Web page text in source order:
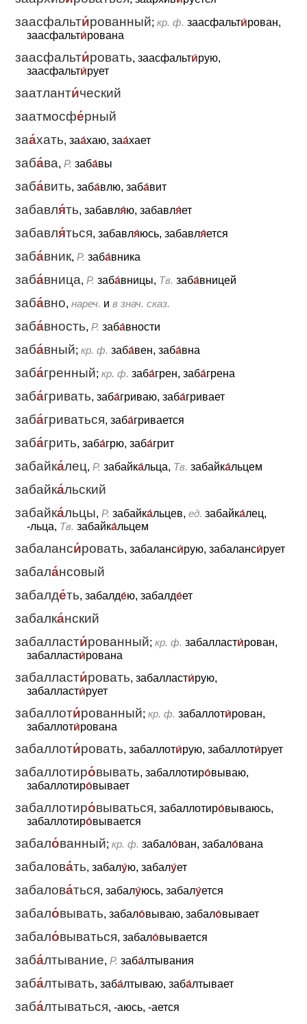
заасфальти́рованный; кр. ф. заасфальти́рован,
заасфальти́рована
заасфальти́ровать, заасфальти́рую,
заасфальти́рует
заатланти́ческий
заатмосфе́рный
заа́хать, заа́хаю, заа́хает
заба́ва, Р. заба́вы
заба́вить, заба́влю, заба́вит
забавля́ть, забавля́ю, забавля́ет
забавля́ться, забавля́юсь, забавля́ется
заба́вник, Р. заба́вника
заба́вница, Р. заба́вницы, Тв. заба́вницей
заба́вно, нареч. и в знач. сказ.
заба́вность, Р. заба́вности
заба́вный; кр. ф. заба́вен, заба́вна
заба́гренный; кр. ф. заба́грен, заба́грена
заба́гривать, заба́гриваю, заба́гривает
заба́гриваться, заба́гривается
заба́грить, заба́грю, заба́грит
забайка́лец, Р. забайка́льца, Тв. забайка́льцем
забайка́льский
забайка́льцы, Р. забайка́льцев, ед. забайка́лец,
-льца, Тв. забайка́льцем
забаланси́ровать, забаланси́рую, забаланси́рует
забала́нсовый
забалде́ть, забалде́ю, забалде́ет
забалка́нский
забалласти́рованный; кр. ф. забалласти́рован,
забалласти́рована
забалласти́ровать, забалласти́рую,
забалласти́рует
забаллоти́рованный; кр. ф. забаллоти́рован,
забаллоти́рована
забаллоти́ровать, забаллоти́рую, забаллоти́рует
забаллотиро́вывать, забаллотиро́вываю,
забаллотиро́вывает
забаллотиро́вываться, забаллотиро́вываюсь,
забаллотиро́вывается
забало́ванный; кр. ф. забало́ван, забало́вана
забалова́ть, забалу́ю, забалу́ет
забалова́ться, забалу́юсь, забалу́ется
забало́вывать, забало́вываю, забало́вывает
забало́вываться, забало́вывается
заба́лтывание, Р. заба́лтывания
заба́лтывать, заба́лтываю, заба́лтывает
заба́лтываться, -аюсь, -ается